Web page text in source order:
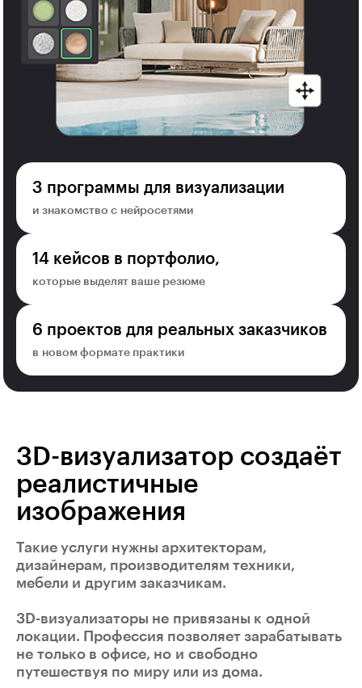
3 программы для визуализации
и знакомство с нейросетями
14 кейсов в портфолио,
которые выделят ваше резюме
6 проектов для реальных заказчиков
в новом формате практики
3D-визуализатор создаёт
реалистичные
изображения
Такие услуги нужны архитекторам,
дизайнерам, производителям техники,
мебели и другим заказчикам.
3D-визуализаторы не привязаны к одной
локации. Профессия позволяет зарабатывать
не только в офисе, но и свободно
путешествуя по миру или из дома.